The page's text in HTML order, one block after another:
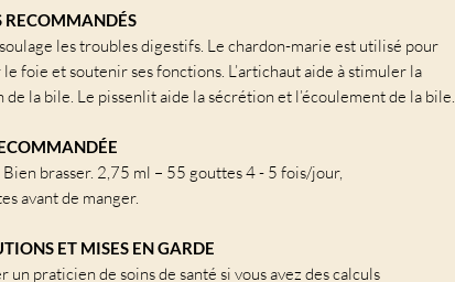
RECOMMANDÉS
les troubles digestifs. Le chardon-marie est utilisé pour
foie et soutenir ses fonctions. L’artichaut aide à stimuler la
de la bile. Le pissenlit aide la sécrétion et l’écoulement de la bile.
brasser. 2,75 ml – 55 gouttes 4 - 5 fois/jour,
avant de manger.
ET MISES EN GARDE
un praticien de soins de santé si vous avez des calculs